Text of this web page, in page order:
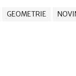
GEOMETRIE